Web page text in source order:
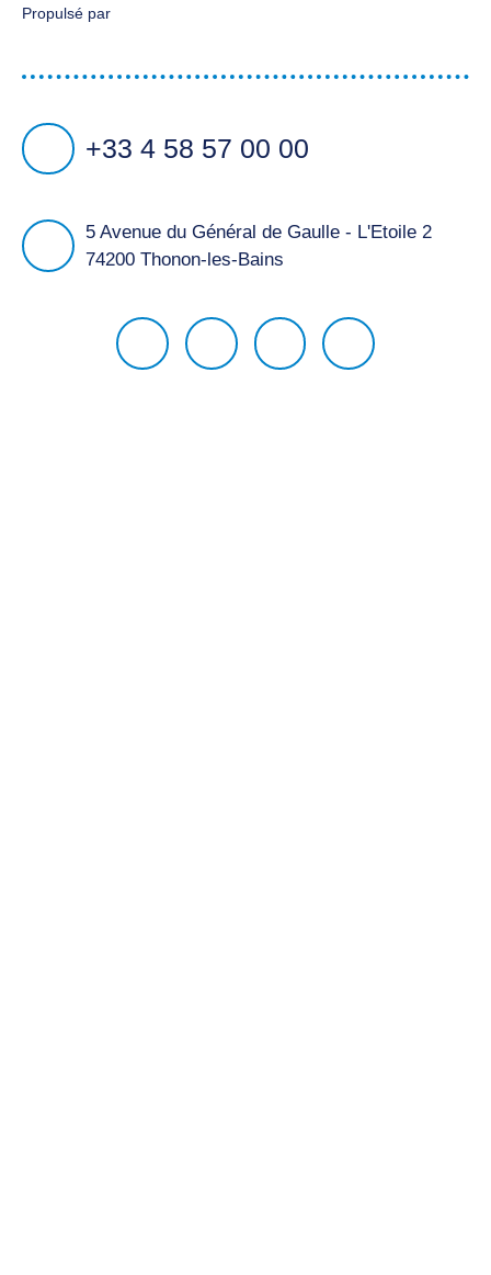
Propulsé par
+33 4 58 57 00 00
5 Avenue du Général de Gaulle - L'Etoile 2
74200 Thonon-les-Bains